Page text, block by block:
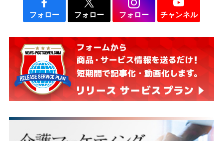
フォロー フォロー フォロー チャンネル